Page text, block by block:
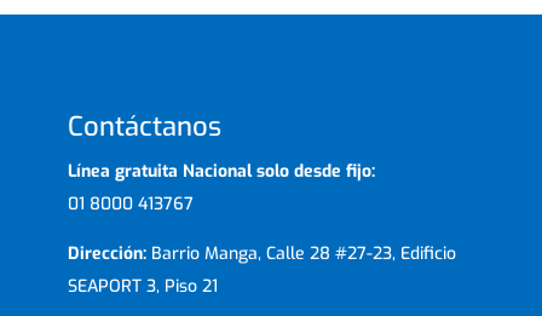
Contáctanos
Línea gratuita Nacional solo desde fijo:
01 8000 413767
Dirección: Barrio Manga, Calle 28 #27-23, Edificio
SEAPORT 3, Piso 21